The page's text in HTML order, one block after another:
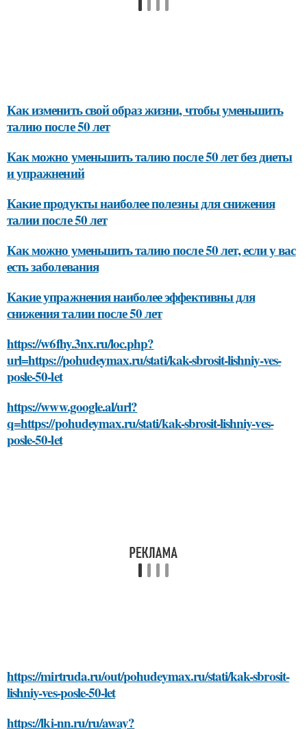
Как изменить свой образ жизни, чтобы уменьшить
талию после 50 лет
Как можно уменьшить талию после 50 лет без диеты
и упражнений
Какие продукты наиболее полезны для снижения
талии после 50 лет
Как можно уменьшить талию после 50 лет, если у вас
есть заболевания
Какие упражнения наиболее эффективны для
снижения талии после 50 лет
https://w6fhy.3nx.ru/loc.php?
url=https://pohudeymax.ru/stati/kak-sbrosit-lishniy-ves-
posle-50-let
https://www.google.al/url?
q=https://pohudeymax.ru/stati/kak-sbrosit-lishniy-ves-
posle-50-let
https://mirtruda.ru/out/pohudeymax.ru/stati/kak-sbrosit-
lishniy-ves-posle-50-let
https://lki-nn.ru/ru/away?